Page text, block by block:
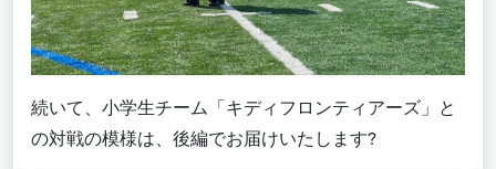
続いて、小学生チーム「キディフロンティアーズ」と
の対戦の模様は、後編でお届けいたします?